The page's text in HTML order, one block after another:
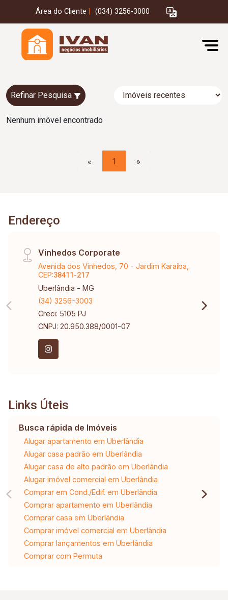
Área do Cliente (034) 3256-3000
Refinar Pesquisa
Nenhum imóvel encontrado
« 1 »
Endereço
Vinhedos Corporate
Avenida dos Vinhedos, 70 - Jardim Karaíba,
CEP:38411-217
Uberlândia - MG
(34) 3256-3003
Creci: 5105 PJ
CNPJ: 20.950.388/0001-07
Links Úteis
Busca rápida de Imóveis
Alugar apartamento em Uberlândia
Alugar casa padrão em Uberlândia
Alugar casa de alto padrão em Uberlândia
Alugar imóvel comercial em Uberlândia
Comprar em Cond./Edif. em Uberlândia
Comprar apartamento em Uberlândia
Comprar casa em Uberlândia
Comprar imóvel comercial em Uberlândia
Comprar lançamentos em Uberlândia
Comprar com Permuta